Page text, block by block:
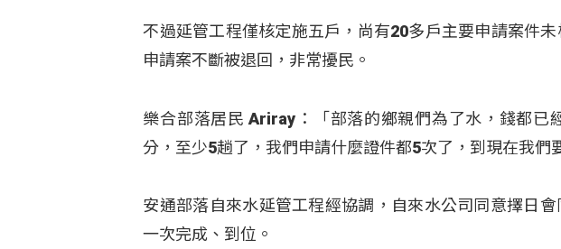
不過延管工程僅核定施五戶，尚有20多戶主要申請案件
申請案不斷被退回，非常擾民。
樂合部落居民 Ariray：「部落的鄉親們為了水，錢都已
分，至少5趟了，我們申請什麼證件都5次了，到現在我們
安通部落自來水延管工程經協調，自來水公司同意擇日
一次完成、到位。